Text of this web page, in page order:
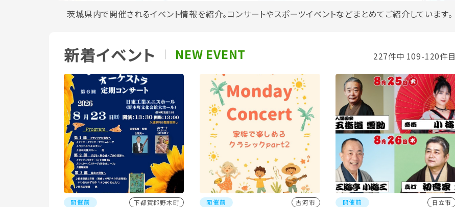
茨城県内で開催されるイベント情報を紹介。コンサートやスポーツイベントなどまとめてご紹介しています。
新着イベント NEW EVENT 227件中 109-120件目
開催前 下都賀郡野木町 開催前 古河市 開催前 日立市